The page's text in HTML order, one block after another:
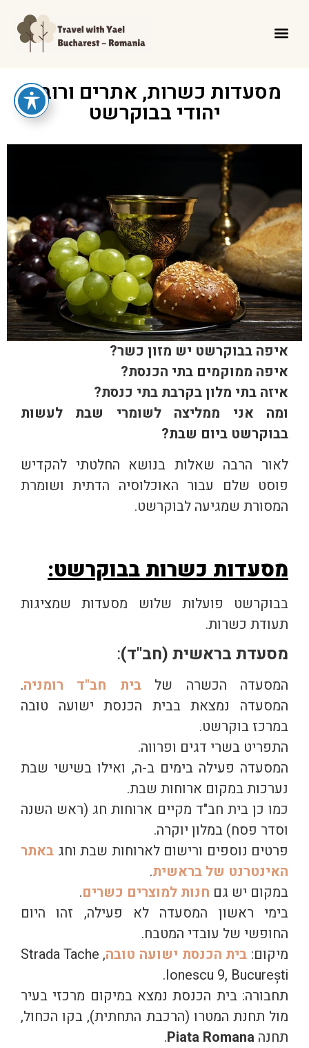
מסעדות כשרות, אתרים ורובע
יהודי בבוקרשט
איפה בבוקרשט יש מזון כשר?
איפה ממוקמים בתי הכנסת?
איזה בתי מלון בקרבת בתי כנסת?
ומה אני ממליצה לשומרי שבת לעשות
בבוקרשט ביום שבת?
לאור הרבה שאלות בנושא החלטתי להקדיש
פוסט שלם עבור האוכלוסיה הדתית ושומרת
המסורת שמגיעה לבוקרשט.
מסעדות כשרות בבוקרשט:
בבוקרשט פועלות שלוש מסעדות שמציגות
תעודת כשרות.
מסעדת בראשית (חב"ד):
המסעדה הכשרה שלבית חב"ד רומניה.
המסעדה נמצאת בבית הכנסת ישועה טובה
במרכז בוקרשט.
התפריט בשרי דגים ופרווה.
המסעדה פעילה בימים ב-ה, ואילו בשישי שבת
נערכות במקום ארוחות שבת.
כמו כן בית חב"ד מקיים ארוחות חג (ראש השנה
וסדר פסח) במלון יוקרה.
פרטים נוספים ורישום לארוחות שבת וחג באתר
האינטרנט של בראשית.
במקום יש גם חנות למוצרים כשרים.
בימי ראשון המסעדה לא פעילה, זהו היום
החופשי של עובדי המטבח.
מיקום: בית הכנסת ישועה טובה , Strada Tache
Ionescu 9, București.
תחבורה: בית הכנסת נמצא במיקום מרכזי בעיר
מול תחנת המטרו (הרכבת התחתית), בקו הכחול,
תחנה Piata Romana
.